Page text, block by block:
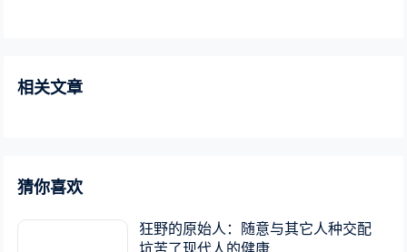
相关文章
猜你喜欢
狂野的原始人：随意与其它人种交配